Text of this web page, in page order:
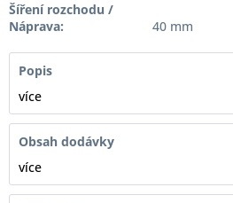
Šíření rozchodu /
Náprava:
40 mm
Popis
více
Obsah dodávky
více